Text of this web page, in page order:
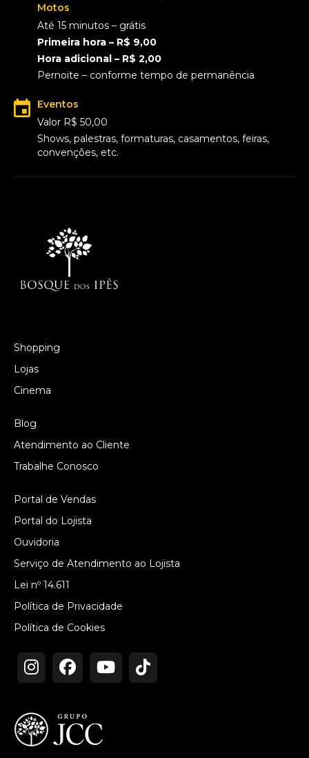
Motos
Até 15 minutos – grátis
Primeira hora – R$ 9,00
Hora adicional – R$ 2,00
Pernoite – conforme tempo de permanência
Eventos
Valor R$ 50,00
Shows, palestras, formaturas, casamentos, feiras,
convenções, etc.
Shopping
Lojas
Cinema
Blog
Atendimento ao Cliente
Trabalhe Conosco
Portal de Vendas
Portal do Lojista
Ouvidoria
Serviço de Atendimento ao Lojista
Lei nº 14.611
Política de Privacidade
Política de Cookies